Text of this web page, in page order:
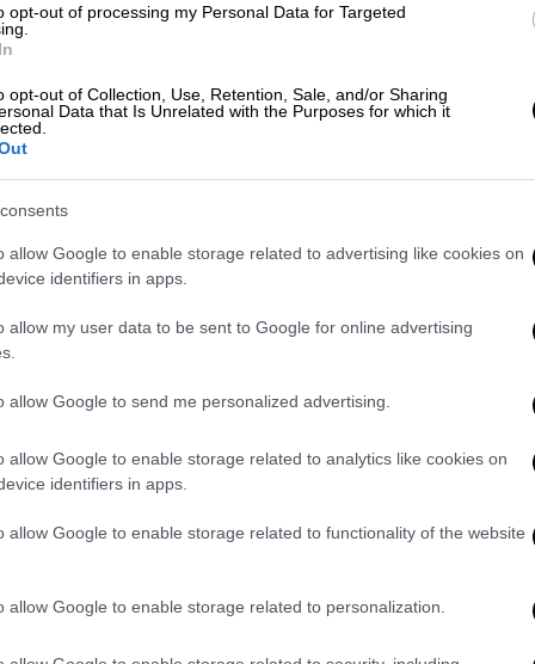
opt-out of processing my Personal Data for Targeted
opt-out of Collection, Use, Retention, Sale, and/or Sharing
Data that Is Unrelated with the Purposes for which it
allow Google to enable storage related to advertising like cookies on
identifiers in apps.
allow my user data to be sent to Google for online advertising
allow Google to send me personalized advertising.
allow Google to enable storage related to analytics like cookies on
identifiers in apps.
allow Google to enable storage related to functionality of the website
allow Google to enable storage related to personalization.
τον πρίγκιπα Χάρι στην Πάμελα
τις αποκαλύψεις του πρίγκιπα
φταίει, ο Χάρι απλά
στρατό.
Η πειθαρχία τού έδωσε
πολεμικές αποστολές τον έκαναν ήρωα
να νιώθει πιο χαμένος από ποτέ,
και κρίσεις πανικού. Και, πάνω απ’ όλα,
μου γινόταν εντονότερο, νομίζω από
πριν από τα τριάντα. Απομεινάρια της